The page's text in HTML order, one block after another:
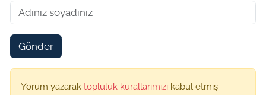
Gönder
Yorum yazarak topluluk kurallarımızı kabul etmiş